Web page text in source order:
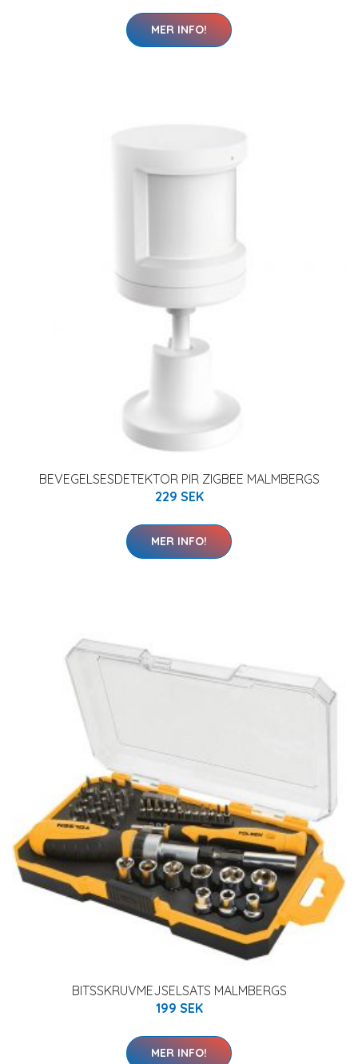
MER INFO!
BEVEGELSESDETEKTOR PIR ZIGBEE MALMBERGS
229 SEK
MER INFO!
BITSSKRUVMEJSELSATS MALMBERGS
199 SEK
MER INFO!